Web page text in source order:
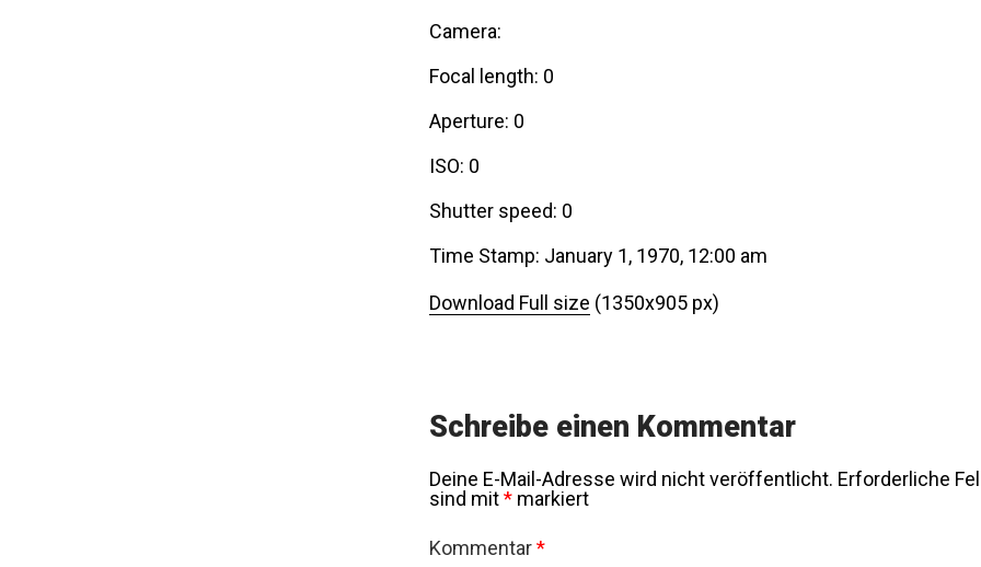
Camera:
Focal length: 0
Aperture: 0
ISO: 0
Shutter speed: 0
Time Stamp: January 1, 1970, 12:00 am
Download Full size (1350x905 px)
Schreibe einen Kommentar
Deine E-Mail-Adresse wird nicht veröffentlicht. Erforderliche
sind mit* markiert
Kommentar*